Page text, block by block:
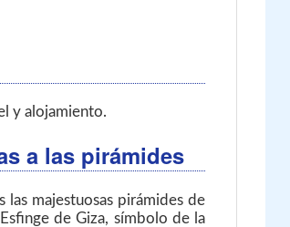
y alojamiento.
a las pirámides
las majestuosas pirámides de
de Giza, símbolo de la